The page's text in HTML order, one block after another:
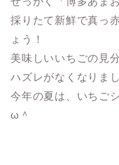
採りたて新鮮で真っ
ょう！
美味しいいちごの見
ハズレがなくなりまし
今年の夏は、いちご
ω＾